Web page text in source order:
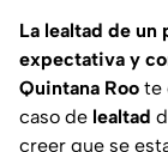
La lealtad de un
expectativa y
Quintana Roo te
caso de lealtad
creer que se